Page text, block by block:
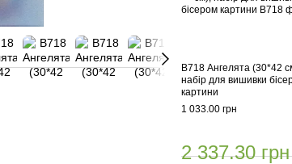
В718 Ангелята (30*42
набір для вишивки
картини
1 033.00 грн
2 337.30 грн